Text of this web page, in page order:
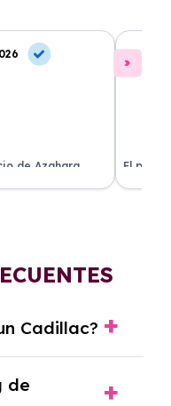
de Azahara
condiciones y el
El
llegó
Cadillac?
pagas una
de